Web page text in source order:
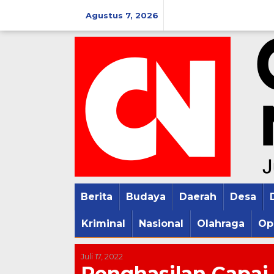
konten
Agustus 7, 2026
Berita Budaya Daerah Desa
Kriminal Nasional Olahraga
Juli 17, 2022